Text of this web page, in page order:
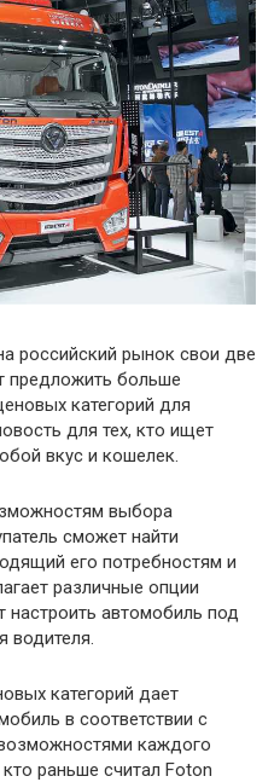
российский рынок свои две
предложить больше
категорий для
для тех, кто ищет
вкус и кошелек.
выбора
сможет найти
его потребностям и
различные опции
настроить автомобиль под
водителя.
категорий дает
в соответствии с
каждого
раньше считал Foton